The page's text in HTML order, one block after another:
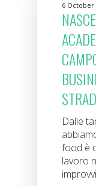
6 October
Dalle
food è
lavoro